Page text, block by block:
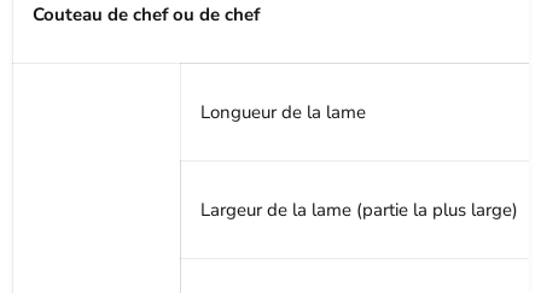
Couteau de chef ou de chef
Longueur de la lame
Largeur de la lame (partie la plus large)